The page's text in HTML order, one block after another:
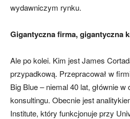
wydawniczym rynku.
Gigantyczna firma, gigantyczna
Ale po kolei. Kim jest James
przypadkową. Przepracował w
Big Blue – niemal 40 lat, głównie
konsultingu. Obecnie jest
Institute, który funkcjonuje przy